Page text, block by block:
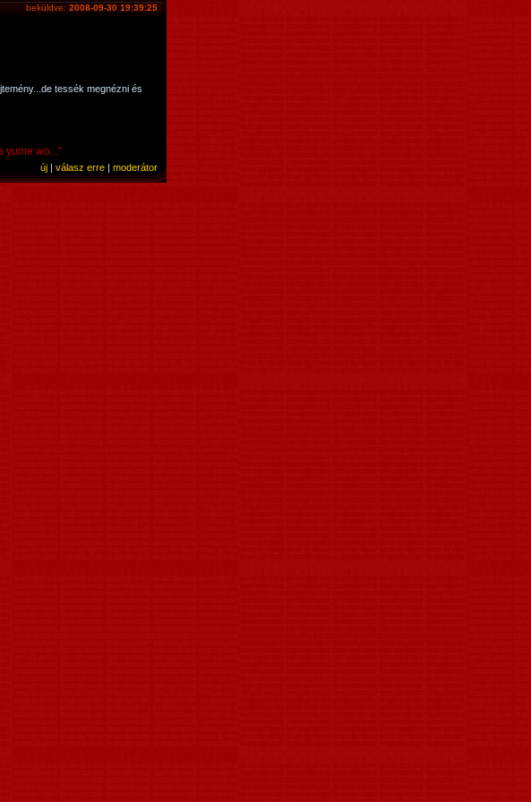
beküldve: 2008-09-30 19:39:25
tessék megnézni és
yume wo..."
új | válasz erre | moderátor